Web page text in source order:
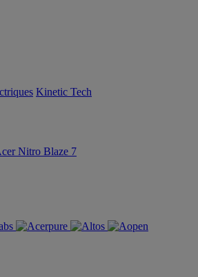
Kinetic Tech
Nitro Blaze 7